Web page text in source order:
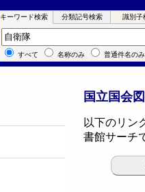
キーワード検索 分類記号検索 識別子
キーワード検索
すべて 名称のみ 普通件名のみ
国立国会
以下のリン
書館サーチ